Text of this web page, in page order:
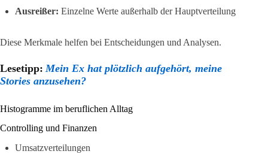
Ausreißer: Einzelne Werte außerhalb der Hauptverteilung
Diese Merkmale helfen bei Entscheidungen und Analysen.
Lesetipp: Mein Ex hat plötzlich aufgehört, meine
Stories anzusehen?
Histogramme im beruflichen Alltag
Controlling und Finanzen
Umsatzverteilungen